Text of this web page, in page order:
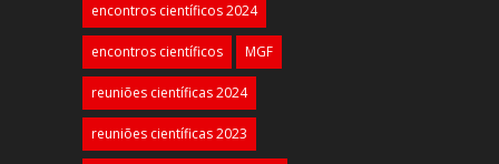
encontros científicos 2024
encontros científicos MGF
reuniões científicas 2024
reuniões científicas 2023